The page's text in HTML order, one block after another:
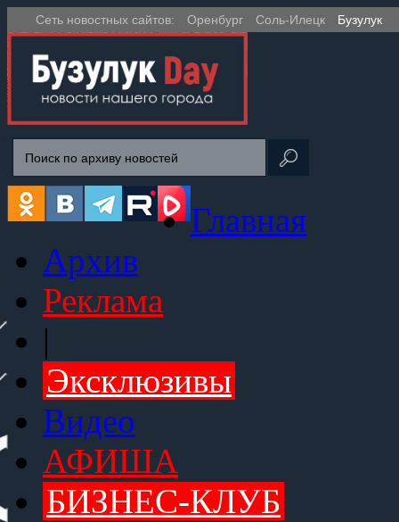
Сеть новостных сайтов: Оренбург Соль-Илецк Бузулук
Главная
Архив
Реклама
|
Эксклюзивы
Видео
АФИША
БИЗНЕС-КЛУБ